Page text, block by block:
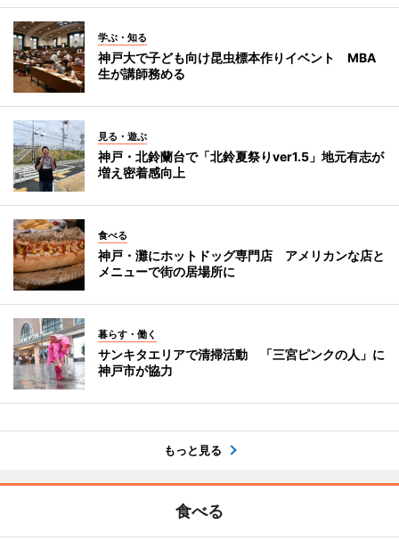
学ぶ・知る
神戸大で子ども向け昆虫標本作りイベント MBA
生が講師務める
見る・遊ぶ
神戸・北鈴蘭台で「北鈴夏祭りver1.5」地元有志が
増え密着感向上
食べる
神戸・灘にホットドッグ専門店 アメリカンな店と
メニューで街の居場所に
暮らす・働く
サンキタエリアで清掃活動 「三宮ピンクの人」に
神戸市が協力
もっと見る
食べる